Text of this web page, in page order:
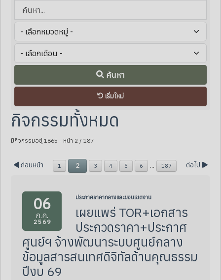
ค้นหา...
ค้นหา
เริ่มใหม่
กิจกรรมทั้งหมด
มีกิจกรรมอยู่ 1865 - หน้า 2 / 187
ก่อนหน้า 1 2 3 4 5 6 ... 187 ต่อไป
06
ก.ค.
2569
ประกาศราคากลางและขอบเขตงาน
เผยแพร่ TOR+เอกสาร
ประกวดราคา+ประกาศ
ศูนย์ฯ จ้างพัฒนาระบบศูนย์กลาง
ข้อมูลสารสนเทศดิจิทัลด้านคุณธรรม
ปีงบ 69